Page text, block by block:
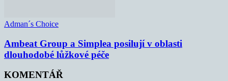
Adman´s Choice
Ambeat Group a Simplea posilují v oblasti
dlouhodobé lůžkové péče
KOMENTÁŘ